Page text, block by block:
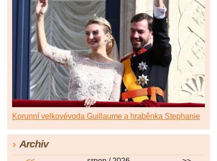
Korunní velkovévoda Guillaume a hraběnka Stephanie
Archiv